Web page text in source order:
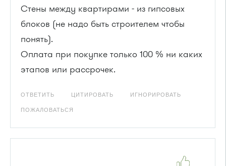
Стены между квартирами - из гипсовых
блоков (не надо быть строителем чтобы
понять).
Оплата при покупке только 100 % ни каких
этапов или рассрочек.
ОТВЕТИТЬ ЦИТИРОВАТЬ ИГНОРИРОВАТЬ
ПОЖАЛОВАТЬСЯ